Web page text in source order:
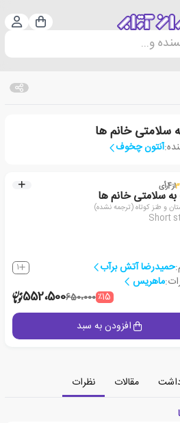
سبد
و...
سلامتی خانم ها
آنتون چخوف
از4رأی
سلامتی خانم ها
و طنز کوتاه (ترجمه نشده)
Short
حمیدرضا آتش برآب 1
ماهریس
٪15650،000552،500
افزودن به سبد
مقالات
نظرات